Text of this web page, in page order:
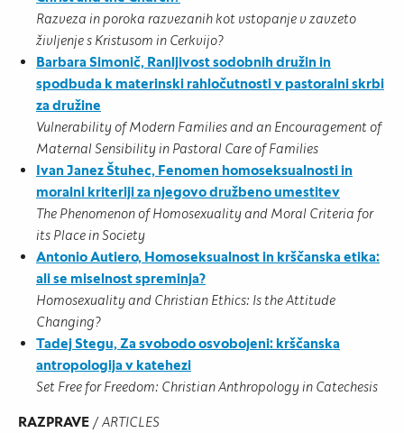
Razveza in poroka razvezanih kot vstopanje v zavzeto
življenje s Kristusom in Cerkvijo?
Barbara Simonič, Ranljivost sodobnih družin in
spodbuda k materinski rahločutnosti v pastoralni skrbi
za družine
Vulnerability of Modern Families and an Encouragement of
Maternal Sensibility in Pastoral Care of Families
Ivan Janez Štuhec, Fenomen homoseksualnosti in
moralni kriteriji za njegovo družbeno umestitev
The Phenomenon of Homosexuality and Moral Criteria for
its Place in Society
Antonio Autiero, Homoseksualnost in krščanska etika:
ali se miselnostspreminja?
Homosexuality and Christian Ethics: Is the Attitude
Changing?
Tadej Stegu, Za svobodo osvobojeni: krščanska
antropologija v katehezi
Set Free for Freedom: Christian Anthropology in Catechesis
RAZPRAVE /ARTICLES